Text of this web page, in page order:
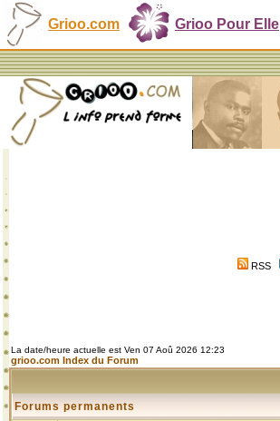
Grioo.com Grioo Pour Elle
RSS
La date/heure actuelle est Ven 07 Aoû 2026 12:23
grioo.com Index du Forum
Forums permanents